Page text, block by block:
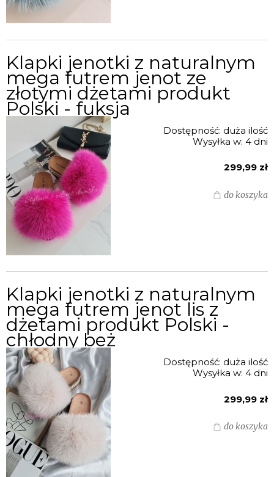
Klapki jenotki z naturalnym
mega futrem jenot ze
złotymi dżetami produkt
Polski - fuksja
Dostępność: duża ilość
Wysyłka w: 4 dni
299,99 zł
do koszyka
Klapki jenotki z naturalnym
mega futrem jenot lis z
dżetami produkt Polski -
chłodny beż
Dostępność: duża ilość
Wysyłka w: 4 dni
299,99 zł
do koszyka